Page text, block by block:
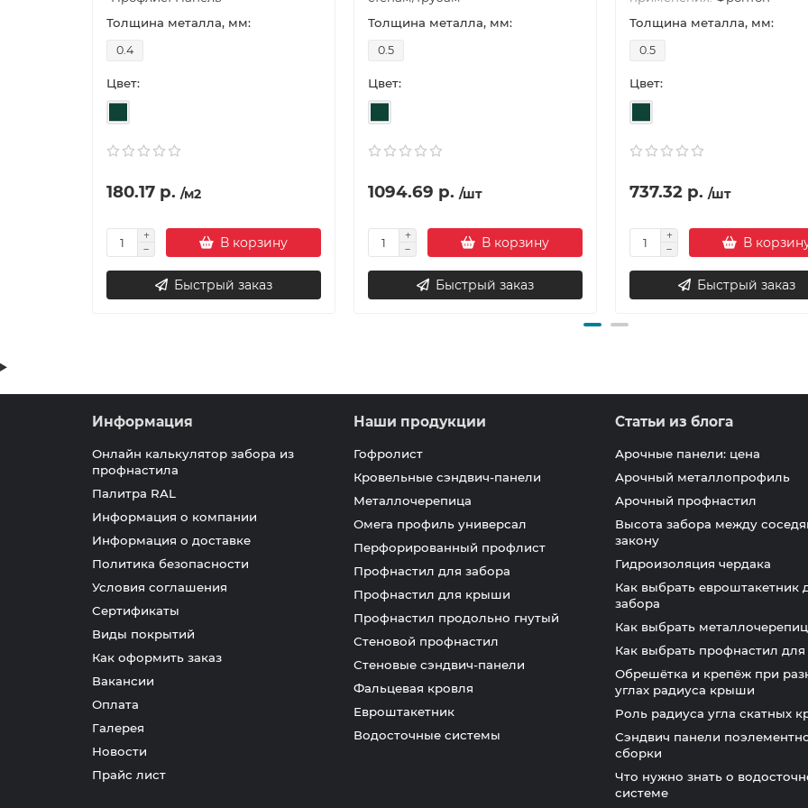
Толщина металла, мм:
0.4
Цвет:
180.17 р. /м2
В корзину
Быстрый заказ
Толщина металла, мм:
0.5
Цвет:
1094.69 р. /шт
В корзину
Быстрый заказ
Толщина металла, мм:
0.5
Цвет:
737.32 р. /шт
В
Быстрый заказ
Информация
Онлайн калькулятор забора из
профнастила
Палитра RAL
Информация о компании
Информация о доставке
Политика безопасности
Условия соглашения
Сертификаты
Виды покрытий
Как оформить заказ
Вакансии
Оплата
Галерея
Новости
Прайс лист
Наши продукции
Гофролист
Кровельные сэндвич-панели
Металлочерепица
Омега профиль универсал
Перфорированный профлист
Профнастил для забора
Профнастил для крыши
Профнастил продольно гнутый
Стеновой профнастил
Стеновые сэндвич-панели
Фальцевая кровля
Евроштакетник
Водосточные системы
Статьи из блога
Арочные панели: цена
Арочный металлопрофиль
Арочный профнастил
Высота забора между
закону
Гидроизоляция чердака
Как выбрать евроштакетник
забора
Как выбрать
Как выбрать профнастил
Обрешётка и крепёж при
углах радиуса крыши
Роль радиуса угла скатных
Сэндвич панели
сборки
Что нужно знать о
системе